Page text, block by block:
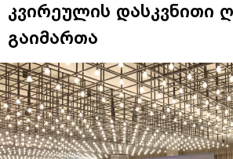
კვირეულის დასკვნითი
გაიმართა